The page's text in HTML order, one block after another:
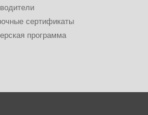
сертификаты
программа